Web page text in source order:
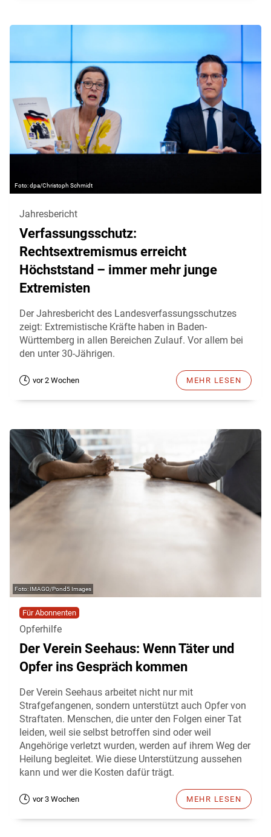
dpa/Christoph Schmidt
Jahresbericht
Verfassungsschutz:
Rechtsextremismus erreicht
Höchststand – immer mehr junge
Extremisten
Der Jahresbericht des Landesverfassungsschutzes
zeigt: Extremistische Kräfte haben in Baden-
Württemberg in allen Bereichen Zulauf. Vor allem bei
den unter 30-Jährigen.
vor 2 Wochen MEHR LESEN
IMAGO/Pond5 Images
Für Abonnenten
Opferhilfe
Der Verein Seehaus: Wenn Täter und
Opfer ins Gespräch kommen
Der Verein Seehaus arbeitet nicht nur mit
Strafgefangenen, sondern unterstützt auch Opfer von
Straftaten. Menschen, die unter den Folgen einer Tat
leiden, weil sie selbst betroffen sind oder weil
Angehörige verletzt wurden, werden auf ihrem Weg der
Heilung begleitet. Wie diese Unterstützung aussehen
kann und wer die Kosten dafür trägt.
vor 3 Wochen MEHR LESEN